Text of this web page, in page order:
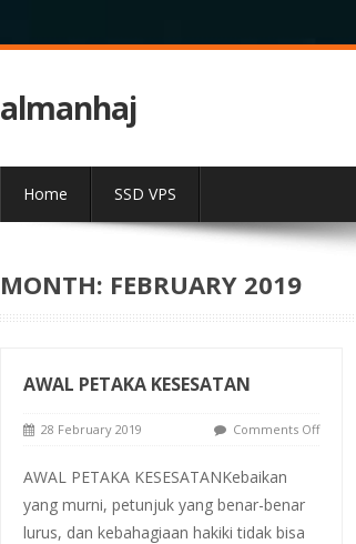
almanhaj
Home SSD VPS
MONTH: FEBRUARY 2019
AWAL PETAKA KESESATAN
28 February 2019 Comments Off
AWAL PETAKA KESESATANKebaikan
yang murni, petunjuk yang benar-benar
lurus, dan kebahagiaan hakiki tidak bisa